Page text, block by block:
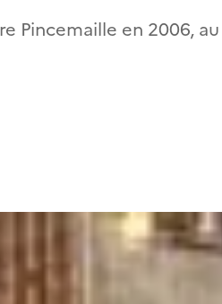
Pincemaille en 2006, au